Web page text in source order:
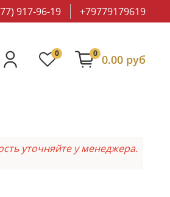
917-96-19 +79779179619
0 0 0.00 руб
уточняйте у менеджера.